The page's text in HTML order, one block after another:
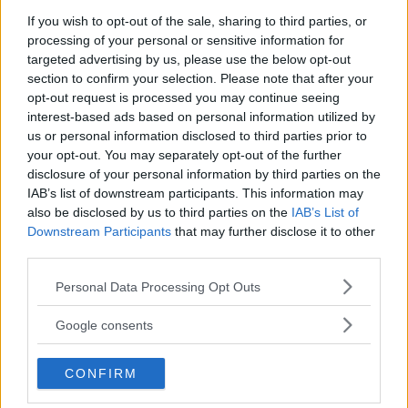
If you wish to opt-out of the sale, sharing to third parties, or
processing of your personal or sensitive information for
targeted advertising by us, please use the below opt-out
section to confirm your selection. Please note that after your
opt-out request is processed you may continue seeing
interest-based ads based on personal information utilized by
us or personal information disclosed to third parties prior to
your opt-out. You may separately opt-out of the further
disclosure of your personal information by third parties on the
IAB’s list of downstream participants. This information may
also be disclosed by us to third parties on the IAB’s List of
Downstream Participants that may further disclose it to other
Please note that this website/app uses one or more Google
not limited to your visit or usage behaviour. You may click to
use your data for below specified purposes in below Google
consent section.
Personal Data Processing Opt Outs
Google consents
CONFIRM
Devo ammettere, che purtroppo, vuoi per la
mancanza di tempo, o vuoi per l’abitudine,
tendo a truccarmi sempre nello stesso modo
tutti i giorni! Per una ragazza che come me,
ha voglia di cambiare un po’ look, sempre
mattutini per prepararsi, che consiglio
daresti!?
Be’, innanzitutto consiglierei, in tono
scherzoso, di svegliarsi prima! =) Aver solo 10